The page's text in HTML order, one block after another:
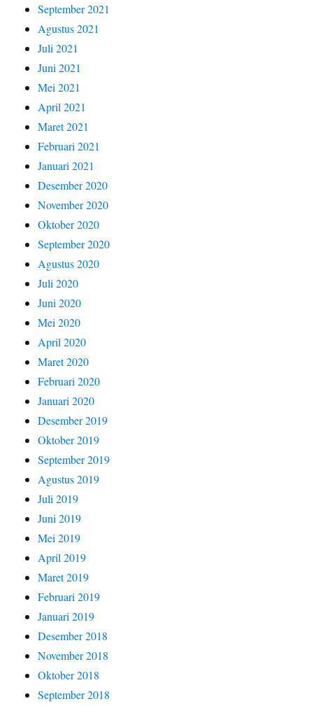
September 2021
Agustus 2021
Juli 2021
Juni 2021
Mei 2021
April 2021
Maret 2021
Februari 2021
Januari 2021
Desember 2020
November 2020
Oktober 2020
September 2020
Agustus 2020
Juli 2020
Juni 2020
Mei 2020
April 2020
Maret 2020
Februari 2020
Januari 2020
Desember 2019
Oktober 2019
September 2019
Agustus 2019
Juli 2019
Juni 2019
Mei 2019
April 2019
Maret 2019
Februari 2019
Januari 2019
Desember 2018
November 2018
Oktober 2018
September 2018